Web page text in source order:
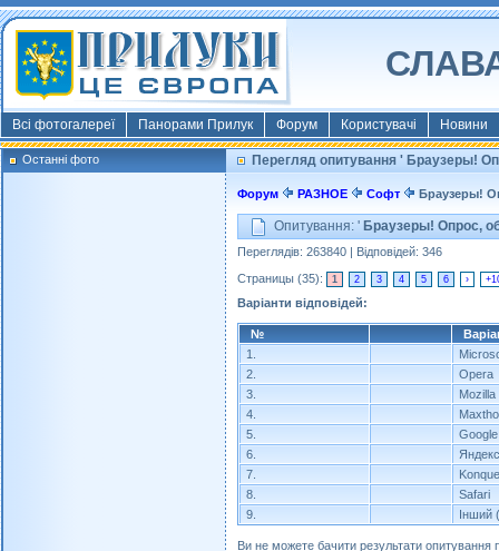
Всі фотогалереї Панорами Прилук Форум Користувачі Новини
Останні фото Перегляд опитування ' Браузеры!
Форум РАЗНОЕ Софт Браузеры!
Опитування: ' Браузеры! Опрос,
Переглядів: 263840 | Відповідей: 346
Страницы (35):
1 2 3 4 5 6 ›
Варіанти відповідей:
№
1.
2.
Opera
3.
4.
5.
6.
7.
8.
Safari
9.
Інший
Ви не можете бачити результати опитування